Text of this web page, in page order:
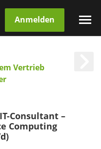
Anmelden
Vertrieb
Consultant –
Computing